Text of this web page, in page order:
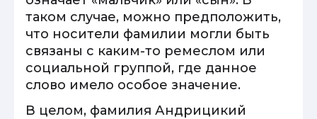
таком случае, можно предположить,
что носители фамилии могли быть
связаны с каким-то ремеслом или
социальной группой, где данное
слово имело особое значение.
В целом, фамилия Андрицикий